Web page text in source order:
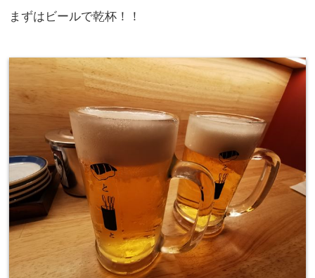
まずはビールで乾杯！！